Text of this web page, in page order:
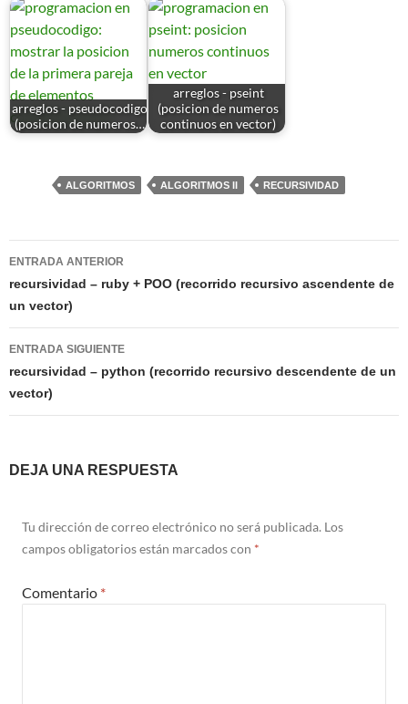
arreglos - pseudocodigo
(posicion de numeros…
arreglos - pseint
(posicion de numeros
continuos en vector)
ALGORITMOS ALGORITMOS II RECURSIVIDAD
Navegación
de
entradas
ENTRADA ANTERIOR
recursividad – ruby + POO (recorrido recursivo ascendente de
un vector)
ENTRADA SIGUIENTE
recursividad – python (recorrido recursivo descendente de un
vector)
DEJA UNA RESPUESTA
Tu dirección de correo electrónico no será publicada. Los
campos obligatorios están marcados con *
Comentario *